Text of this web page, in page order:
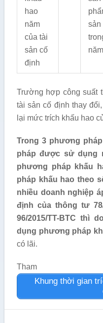
hao
năm
của tài
sản cố
định
sản
năm
Trường hợp công suất
tài sản cố định thay
lại mức trích khấu hao
Trong 3 phương
pháp được sử dụng
phương pháp khấu
pháp khấu hao theo
nhiều doanh nghiệp
định của thông tư
96/2015/TT-BTC thì
dụng phương pháp
có lãi.
Khung thời gian